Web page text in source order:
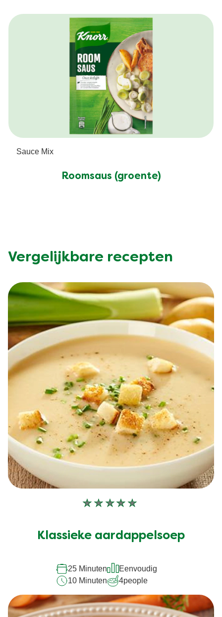
Roomsaus (groente)
Sauce Mix
Vergelijkbare recepten
Geen
voor
Klassieke aardappelsoep
25 Minuten
Eenvoudig
10 Minuten
4people